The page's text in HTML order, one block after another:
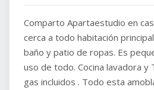
Comparto Apartaestudio en
cerca a todo habitación
baño y patio de ropas. Es
uso de todo. Cocina lavadora y
gas incluidos . Todo esta